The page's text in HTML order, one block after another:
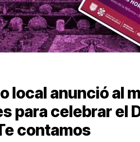
local anunció al
para celebrar el
contamos